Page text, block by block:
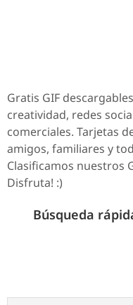
Gratis GIF
creatividad, redes
comerciales. Tarjetas
amigos, familiares y
Clasificamos nuestros
Disfruta! :)
Búsqueda